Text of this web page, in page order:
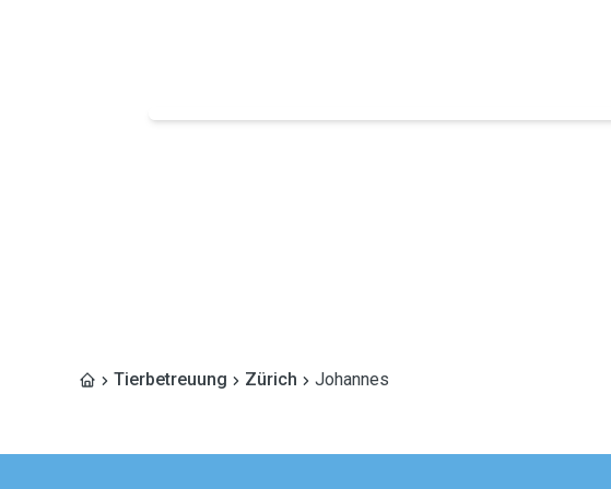
Tierbetreuung Zürich Johannes